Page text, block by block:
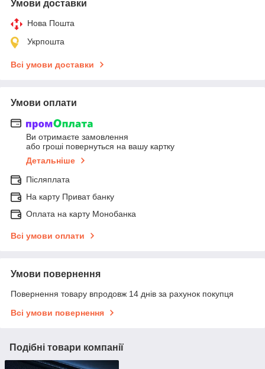
Умови доставки
Нова Пошта
Укрпошта
Всі умови доставки
Умови оплати
Ви отримаєте замовлення
або гроші повернуться на вашу картку
Детальніше
Післяплата
На карту Приват банку
Оплата на карту Монобанка
Всі умови оплати
Умови повернення
Повернення товару впродовж 14 днів за рахунок покупця
Всі умови повернення
Подібні товари компанії